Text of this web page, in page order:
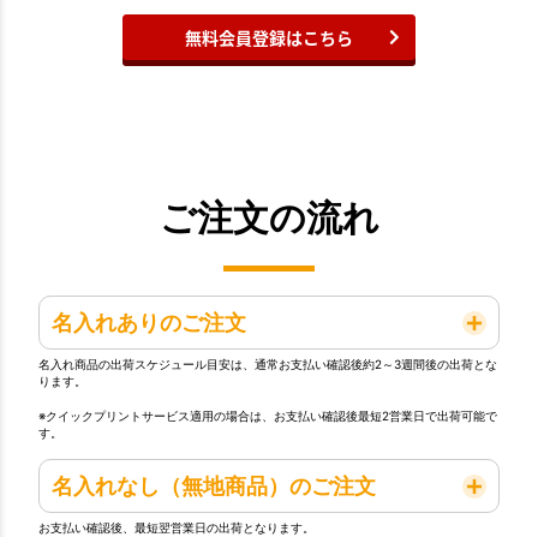
無料会員登録はこちら
ご注文の流れ
名入れありのご注文
名入れ商品の出荷スケジュール目安は、通常お支払い確認後約2～3週間後の出荷とな
ります。
※クイックプリントサービス適用の場合は、お支払い確認後最短2営業日で出荷可能で
す。
名入れなし（無地商品）のご注文
お支払い確認後、最短翌営業日の出荷となります。